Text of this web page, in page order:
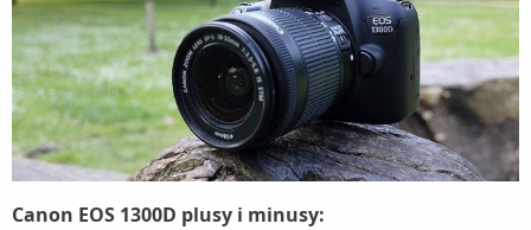
Canon EOS 1300D plusy i minusy: